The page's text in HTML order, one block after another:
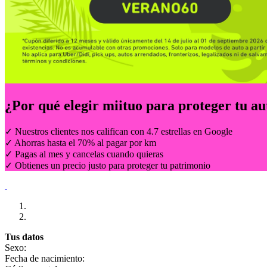
¿Por qué elegir miituo para proteger tu
✓ Nuestros clientes nos califican con 4.7 estrellas en Google
✓ Ahorras hasta el 70% al pagar por km
✓ Pagas al mes y cancelas cuando quieras
✓ Obtienes un precio justo para proteger tu patrimonio
Tus datos
Sexo:
Fecha de nacimiento: